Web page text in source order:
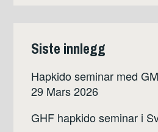
Siste innlegg
Hapkido seminar med
29 Mars 2026
GHF hapkido seminar i